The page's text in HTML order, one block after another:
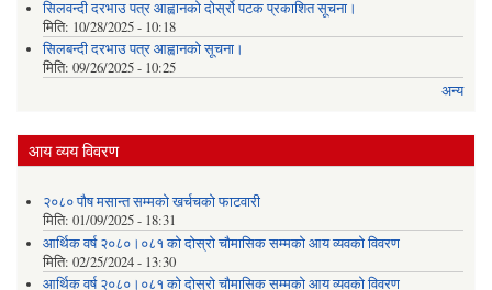
सिलवन्दी दरभाउ पत्र आह्वानको दोर्स्रो पटक प्रकाशित सूचना।
मिति: 10/28/2025 - 10:18
सिलबन्दी दरभाउ पत्र आह्वानको सूचना।
मिति: 09/26/2025 - 10:25
अन्य
आय व्यय विवरण
२०८० पौष मसान्त सम्मको खर्चचको फाटवारी
मिति: 01/09/2025 - 18:31
आर्थिक वर्ष २०८०।०८१ को दोस्रो चौमासिक सम्मको आय व्यवको विवरण
मिति: 02/25/2024 - 13:30
आर्थिक वर्ष २०८०।०८१ को दोस्रो चौमासिक सम्मको आय व्यवको विवरण